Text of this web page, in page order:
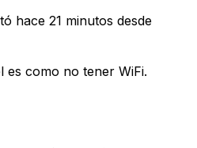
hace 21 minutos desde
es como no tener WiFi.